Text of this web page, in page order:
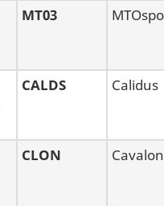
MT03
CALDS Calidus
CLON Cavalon